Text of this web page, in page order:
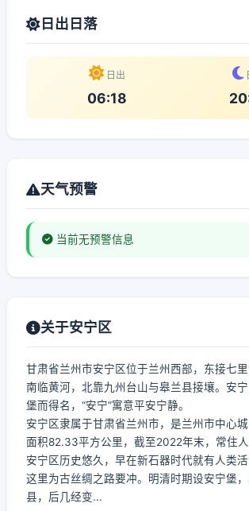
日出日落
日出
06:18
天气预警
当前无预警信息
关于安宁区
甘肃省兰州市安宁区位于兰州西部，东接七里
南临黄河，北靠九州台山与皋兰县接壤。安
堡而得名，“安宁”寓意平安宁静。
安宁区隶属于甘肃省兰州市，是兰州市中心
面积82.33平方公里，截至2022年末，常住人
安宁区历史悠久，早在新石器时代就有人类活
这里为古丝绸之路要冲。明清时期设安宁堡
县，后几经变...